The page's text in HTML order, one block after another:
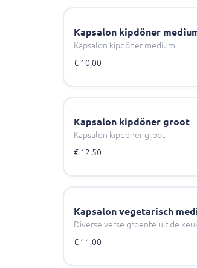
Kapsalon kipdöner
Kapsalon kipdöner medium
€ 10,00
Kapsalon kipdöner groot
Kapsalon kipdöner groot
€ 12,50
Kapsalon vegetarisch
Diverse verse groente uit de
€ 11,00